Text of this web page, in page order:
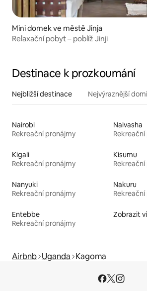
Mini domek ve městě Jinja
Relaxační pobyt – poblíž Jinji
Destinace k prozkoumání
Nejbližší destinace Nejvýraznější
Nairobi
Rekreační pronájmy
Naivasha
Kigali
Rekreační pronájmy
Kisumu
Nanyuki
Rekreační pronájmy
Nakuru
Entebbe
Rekreační pronájmy
Zobrazit
Airbnb Uganda Kagoma